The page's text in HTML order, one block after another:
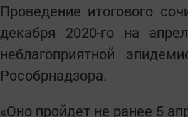
Проведение итогового
декабря 2020-го на
неблагоприятной
Рособрнадзора.
«Оно пройдет не ранее 5